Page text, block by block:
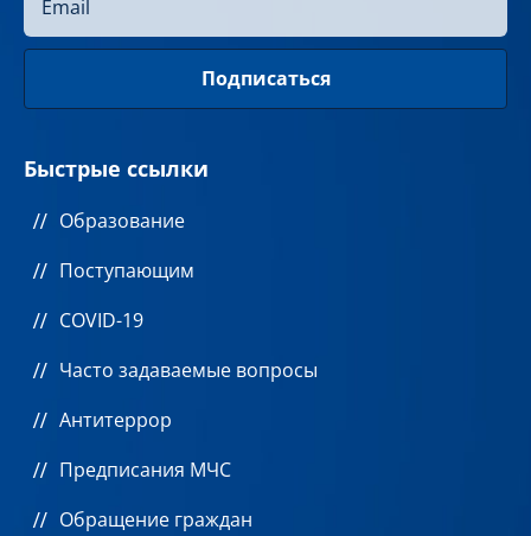
Быстрые ссылки
Образование
Поступающим
COVID-19
Часто задаваемые вопросы
Антитеррор
Предписания МЧС
Обращение граждан